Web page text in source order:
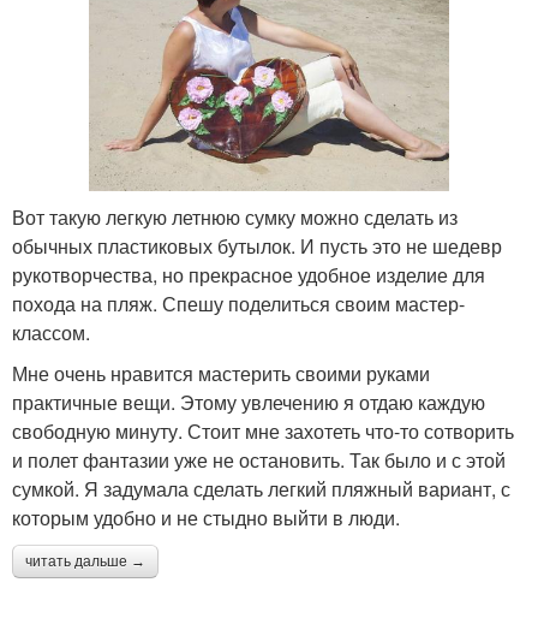
Вот такую легкую летнюю сумку можно сделать из
обычных пластиковых бутылок. И пусть это не шедевр
рукотворчества, но прекрасное удобное изделие для
похода на пляж. Спешу поделиться своим мастер-
классом.
Мне очень нравится мастерить своими руками
практичные вещи. Этому увлечению я отдаю каждую
свободную минуту. Стоит мне захотеть что-то сотворить
и полет фантазии уже не остановить. Так было и с этой
сумкой. Я задумала сделать легкий пляжный вариант, с
которым удобно и не стыдно выйти в люди.
читать дальше →